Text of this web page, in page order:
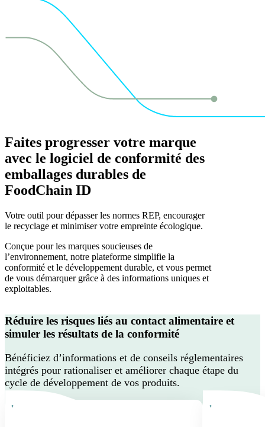
Faites progresser votre marque
avec le logiciel de conformité des
emballages durables de
FoodChain ID
Votre outil pour dépasser les normes REP, encourager
le recyclage et minimiser votre empreinte écologique.
Conçue pour les marques soucieuses de
l’environnement, notre plateforme simplifie la
conformité et le développement durable, et vous permet
de vous démarquer grâce à des informations uniques et
exploitables.
Réduire les risques liés au contact alimentaire et
simuler les résultats de la conformité
Bénéficiez d’informations et de conseils réglementaires
intégrés pour rationaliser et améliorer chaque étape du
cycle de développement de vos produits.